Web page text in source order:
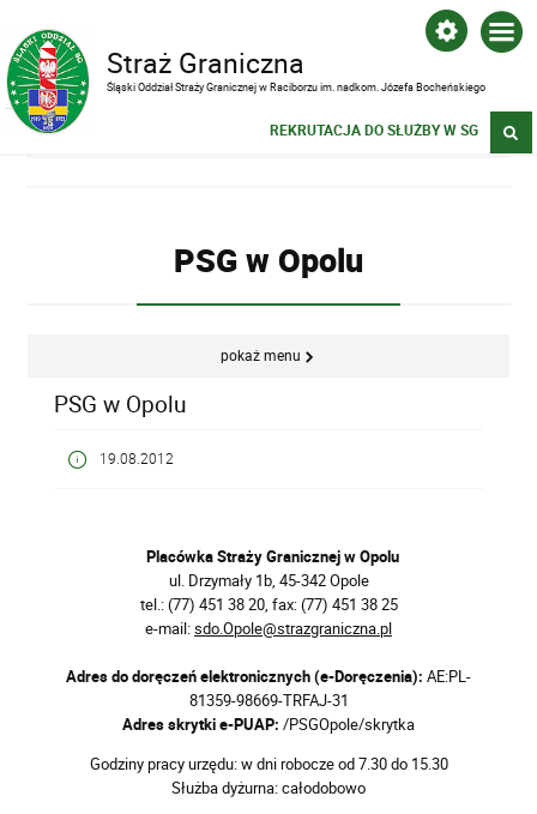
Straż Graniczna
Śląski Oddział Straży Granicznej w Raciborzu im. nadkom. Józefa Bocheńskiego
REKRUTACJA DO SŁUŻBY W SG
PSG w Opolu
pokaż menu
PSG w Opolu
19.08.2012
Placówka Straży Granicznej w Opolu
ul. Drzymały 1b, 45-342 Opole
tel.: (77) 451 38 20, fax: (77) 451 38 25
e-mail:sdo.Opole@strazgraniczna.pl
Adres do doręczeń elektronicznych (e-Doręczenia): AE:PL-
81359-98669-TRFAJ-31
Adres skrytki e-PUAP: /PSGOpole/skrytka
Godziny pracy urzędu: w dni robocze od 7.30 do 15.30
Służba dyżurna: całodobowo